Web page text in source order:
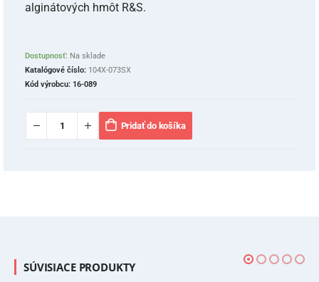
alginátových hmôt R&S.
Dostupnosť: Na sklade
Katalógové číslo: 104X-073SX
Kód výrobcu: 16-089
Pridať do košíka
SÚVISIACE PRODUKTY